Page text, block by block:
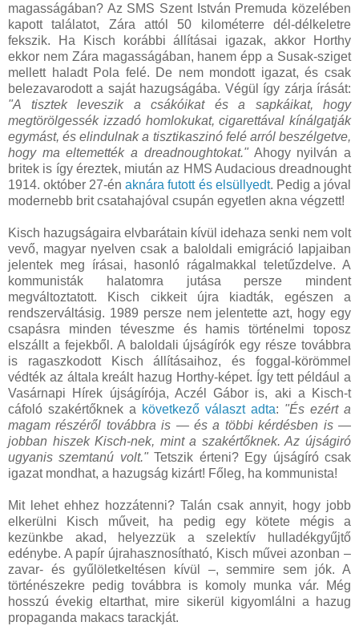
magasságában? Az SMS Szent István Premuda közelében
kapott találatot, Zára attól 50 kilométerre dél-délkeletre
fekszik. Ha Kisch korábbi állításai igazak, akkor Horthy
ekkor nem Zára magasságában, hanem épp a Susak-sziget
mellett haladt Pola felé. De nem mondott igazat, és csak
belezavarodott a saját hazugságába. Végül így zárja írását:
"A tisztek leveszik a csákóikat és a sapkáikat, hogy
megtörölgessék izzadó homlokukat, cigarettával kínálgatják
egymást, és elindulnak a tisztikaszinó felé arról beszélgetve,
hogy ma eltemették a dreadnoughtokat."Ahogy nyilván a
britek is így éreztek, miután az HMS Audacious dreadnought
1914. október 27-énaknára futott és elsüllyedt. Pedig a jóval
modernebb brit csatahajóval csupán egyetlen akna végzett!
Kisch hazugságaira elvbarátain kívül idehaza senki nem volt
vevő, magyar nyelven csak a baloldali emigráció lapjaiban
jelentek meg írásai, hasonló rágalmakkal teletűzdelve. A
kommunisták halatomra jutása persze mindent
megváltoztatott. Kisch cikkeit újra kiadták, egészen a
rendszerváltásig. 1989 persze nem jelentette azt, hogy egy
csapásra minden téveszme és hamis történelmi toposz
elszállt a fejekből. A baloldali újságírók egy része továbbra
is ragaszkodott Kisch állításaihoz, és foggal-körömmel
védték az általa kreált hazug Horthy-képet. Így tett például a
Vasárnapi Hírek újságírója, Aczél Gábor is, aki a Kisch-t
cáfoló szakértőknek a következő választ adta: "És ezért a
magam részéről továbbra is — és a többi kérdésben is —
jobban hiszek Kisch-nek, mint a szakértőknek. Az újságiró
ugyanis szemtanú volt."Tetszik érteni? Egy újságíró csak
igazat mondhat, a hazugság kizárt! Főleg, ha kommunista!
Mit lehet ehhez hozzátenni? Talán csak annyit, hogy jobb
elkerülni Kisch műveit, ha pedig egy kötete mégis a
kezünkbe akad, helyezzük a szelektív hulladékgyűjtő
edénybe. A papír újrahasznosítható, Kisch művei azonban –
zavar- és gyűlöletkeltésen kívül –, semmire sem jók. A
történészekre pedig továbbra is komoly munka vár. Még
hosszú évekig eltarthat, mire sikerül kigyomlálni a hazug
propaganda makacs tarackját.